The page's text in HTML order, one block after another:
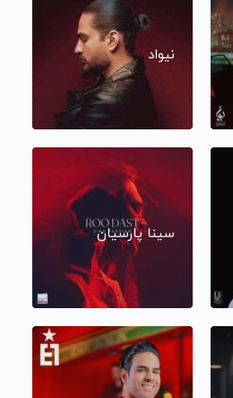
نیواد
سینا پارسیان